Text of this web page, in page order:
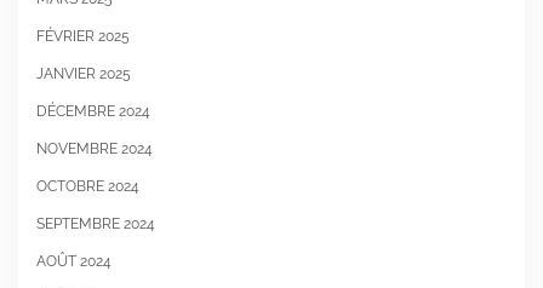
FÉVRIER 2025
JANVIER 2025
DÉCEMBRE 2024
NOVEMBRE 2024
OCTOBRE 2024
SEPTEMBRE 2024
AOÛT 2024